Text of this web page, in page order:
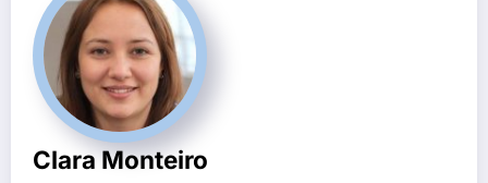
Clara Monteiro